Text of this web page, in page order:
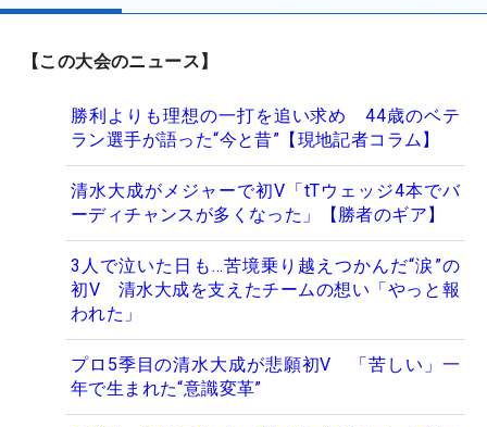
【この大会のニュース】
勝利よりも理想の一打を追い求め 44歳のベテ
ラン選手が語った“今と昔”【現地記者コラム】
清水大成がメジャーで初V「tTウェッジ4本でバ
ーディチャンスが多くなった」【勝者のギア】
3人で泣いた日も…苦境乗り越えつかんだ“涙”の
初V 清水大成を支えたチームの想い「やっと報
われた」
プロ5季目の清水大成が悲願初V 「苦しい」一
年で生まれた“意識変革”